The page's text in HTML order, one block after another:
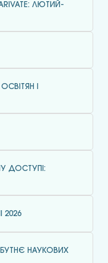
ЛЮТИЙ-
І
ДОСТУПІ:
2026
НАУКОВИХ